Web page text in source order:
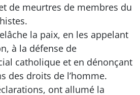
de meurtres de membres du
la paix, en les appelant
à la défense de
catholique et en dénonçant
des droits de l’homme.
ont allumé la